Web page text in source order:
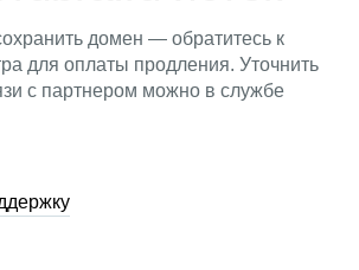
домен — обратитесь к
для оплаты продления. Уточнить
с партнером можно в службе